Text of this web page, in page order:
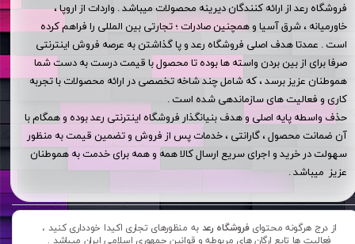
فروشگاه رعد از ارائه کنندگان دیرینه محصولات میباشد . واردات از اروپا ،
خاورمیانه ، شرق آسیا و همچنین صادرات ؛ تجارتی بین المللی را فراهم کرده
است . عمدتا هدف اصلی فروشگاه رعد و پا گذاشتن به عرصه فروش اینترنتی
صرفا برای از بین بردن واسته ها بوده تا محصول با قیمت درست به دست شما
هموطنان عزیز برسد ، که شامل چند شاخه تخصصی در ارائه محصولات با تجربه
کاری و فعالیت های سازماندهی شده است .
حذف واسطه پایه اصلی و هدف بنیانگذار فروشگاه اینترنتی رعد بوده و همگام با
آن ضمانت محصول ، گارانتی ، خدمات پس از فروش و تضمین قیمت به منظور
سهولت در خرید و اجرای سریع ارسال کالا همه و همه برای خدمت به هموطنان
عزیز میباشد .
از درج هرگونه محتوایفروشگاه رعد به منظورهای تجاری اکیدا خودداری کنید ،
فعالیت ها تابع ارگان های مربوطه و قوانین جمهوری اسلامی ایران میباشد .​​​​​​​